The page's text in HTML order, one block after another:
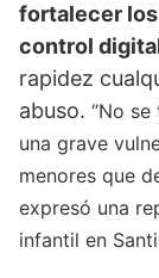
fortalecer
control
rapidez
abuso. “No
una grave
menores que
expresó una
infantil en